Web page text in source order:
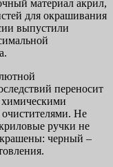
материал акрил,
для окрашивания
выпустили
переносит
химическими
Не
ручки не
черный –